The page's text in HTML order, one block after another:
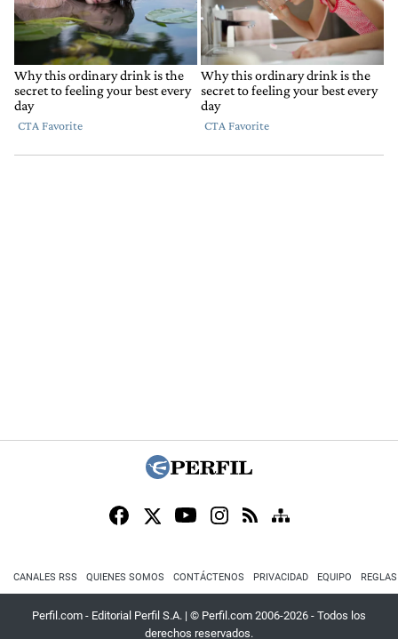
CANALES RSS QUIENES SOMOS CONTÁCTENOS PRIVACIDAD EQUIPO
Perfil.com - Editorial Perfil S.A. | © Perfil.com 2006-2026 - Todos los
derechos reservados.